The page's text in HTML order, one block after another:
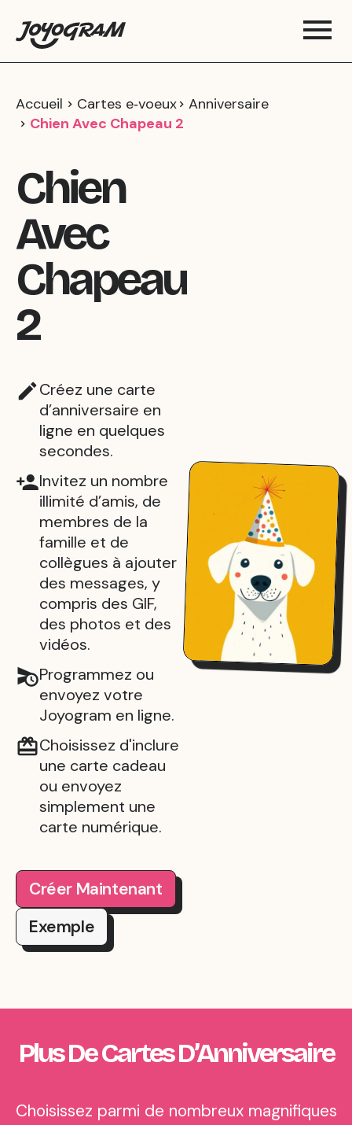
Accueil Cartes e‑voeux
Anniversaire
Chien Avec Chapeau 2
Chien
Avec
Chapeau
2
Créez une carte
d’anniversaire en
ligne en quelques
secondes.
Invitez un nombre
illimité d’amis, de
membres de la
famille et de
collègues à ajouter
des messages, y
compris des GIF,
des photos et des
vidéos.
Programmez ou
envoyez votre
Joyogram en ligne.
Choisissez d'inclure
une carte cadeau
ou envoyez
simplement une
carte numérique.
Créer Maintenant
Exemple
Plus De Cartes D’Anniversaire
Choisissez parmi de nombreux magnifiques